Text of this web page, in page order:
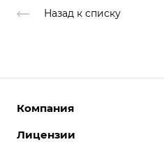
Назад к списку
Компания
О компании
Лицензии